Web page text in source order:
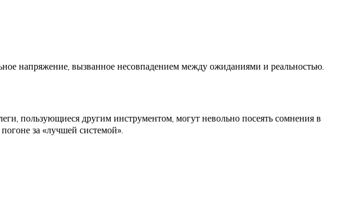
напряжение, вызванное несовпадением между ожиданиями и реальностью.
пользующиеся другим инструментом, могут невольно посеять сомнения в
за «лучшей системой».